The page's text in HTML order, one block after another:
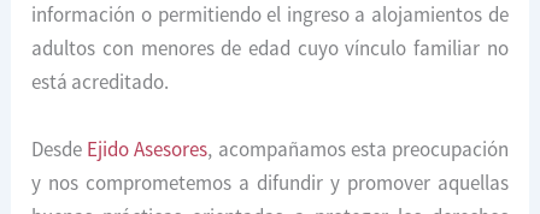
información o permitiendo el ingreso a alojamientos de
adultos con menores de edad cuyo vínculo familiar no
está acreditado.
Desde Ejido Asesores, acompañamos esta preocupación
y nos comprometemos a difundir y promover aquellas